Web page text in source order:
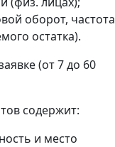
оборот, частота
остатка).
(от 7 до 60
содержит:
и место